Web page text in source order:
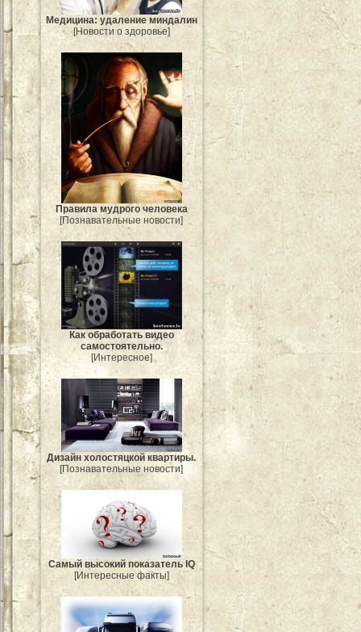
Медицина: удаление миндалин
[Новости о здоровье]
Правила мудрого человека
[Познавательные новости]
Как обработать видео
самостоятельно.
[Интересное]
Дизайн холостяцкой квартиры.
[Познавательные новости]
Самый высокий показатель IQ
[Интересные факты]